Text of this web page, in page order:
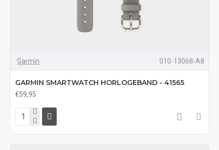
Garmin 010-13068-A8
GARMIN SMARTWATCH HORLOGEBAND - 41565
€59,95